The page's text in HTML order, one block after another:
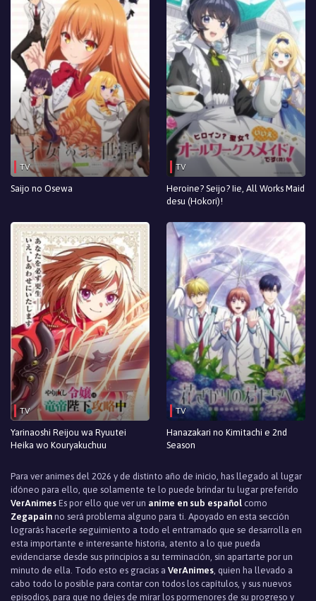
Episodio 9
Episodio 8
Episodio 7
Episodio 6
Episodio 5
Episodio 4
Episodio 3
Episodio 1
TV
Saijo no Osewa
TV
Heroine? Seijo? Iie, All Works Maid
desu (Hokori)!
TV
Yarinaoshi Reijou wa Ryuutei
Heika wo Kouryakuchuu
TV
Hanazakari no Kimitachi e 2nd
Season
Para ver animes del 2026 y de distinto año de inicio, has llegado al lugar
idóneo para ello, que solamente te lo puede brindar tu lugar preferido
VerAnimes Es por ello que ver un anime en sub español como
Zegapain no será problema alguno para ti. Apoyado en esta sección
lograrás hacerle seguimiento a todo el entramado que se desarrolla en
esta importante e interesante historia, atento a lo que pueda
evidenciarse desde sus principios a su terminación, sin apartarte por un
minuto de ella. Todo esto es gracias a VerAnimes , quien ha llevado a
cabo todo lo posible para contar con todos los capítulos, y sus nuevos
episodios, para que no dejes de mirar los pormenores de su progreso y